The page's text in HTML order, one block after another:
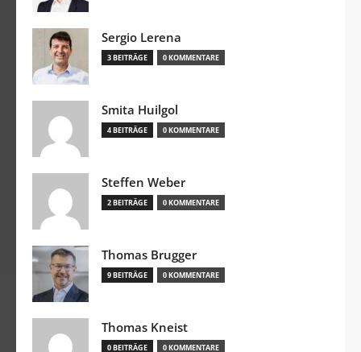
Sergio Lerena
3 BEITRÄGE 0 KOMMENTARE
Smita Huilgol
4 BEITRÄGE 0 KOMMENTARE
Steffen Weber
2 BEITRÄGE 0 KOMMENTARE
Thomas Brugger
9 BEITRÄGE 0 KOMMENTARE
Thomas Kneist
0 BEITRÄGE 0 KOMMENTARE